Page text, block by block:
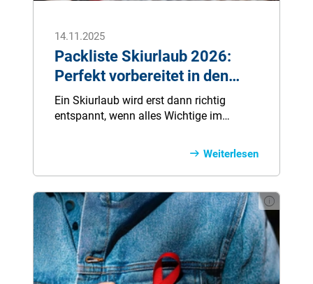
14.11.2025
Packliste Skiurlaub 2026:
Perfekt vorbereitet in den
Winter
Ein Skiurlaub wird erst dann richtig
entspannt, wenn alles Wichtige im
die Packliste – und was können Sie
getrost zu Hause lassen? Unser
übersichtlicher Guide hilft Ihnen,
stressfrei zu planen und bestens
vorbereitet in den Schnee zu starten. So
genießen Sie Sicherheit, Komfort und
maximale Vorfreude auf Ihre
Winterauszeit.
Weiterlesen